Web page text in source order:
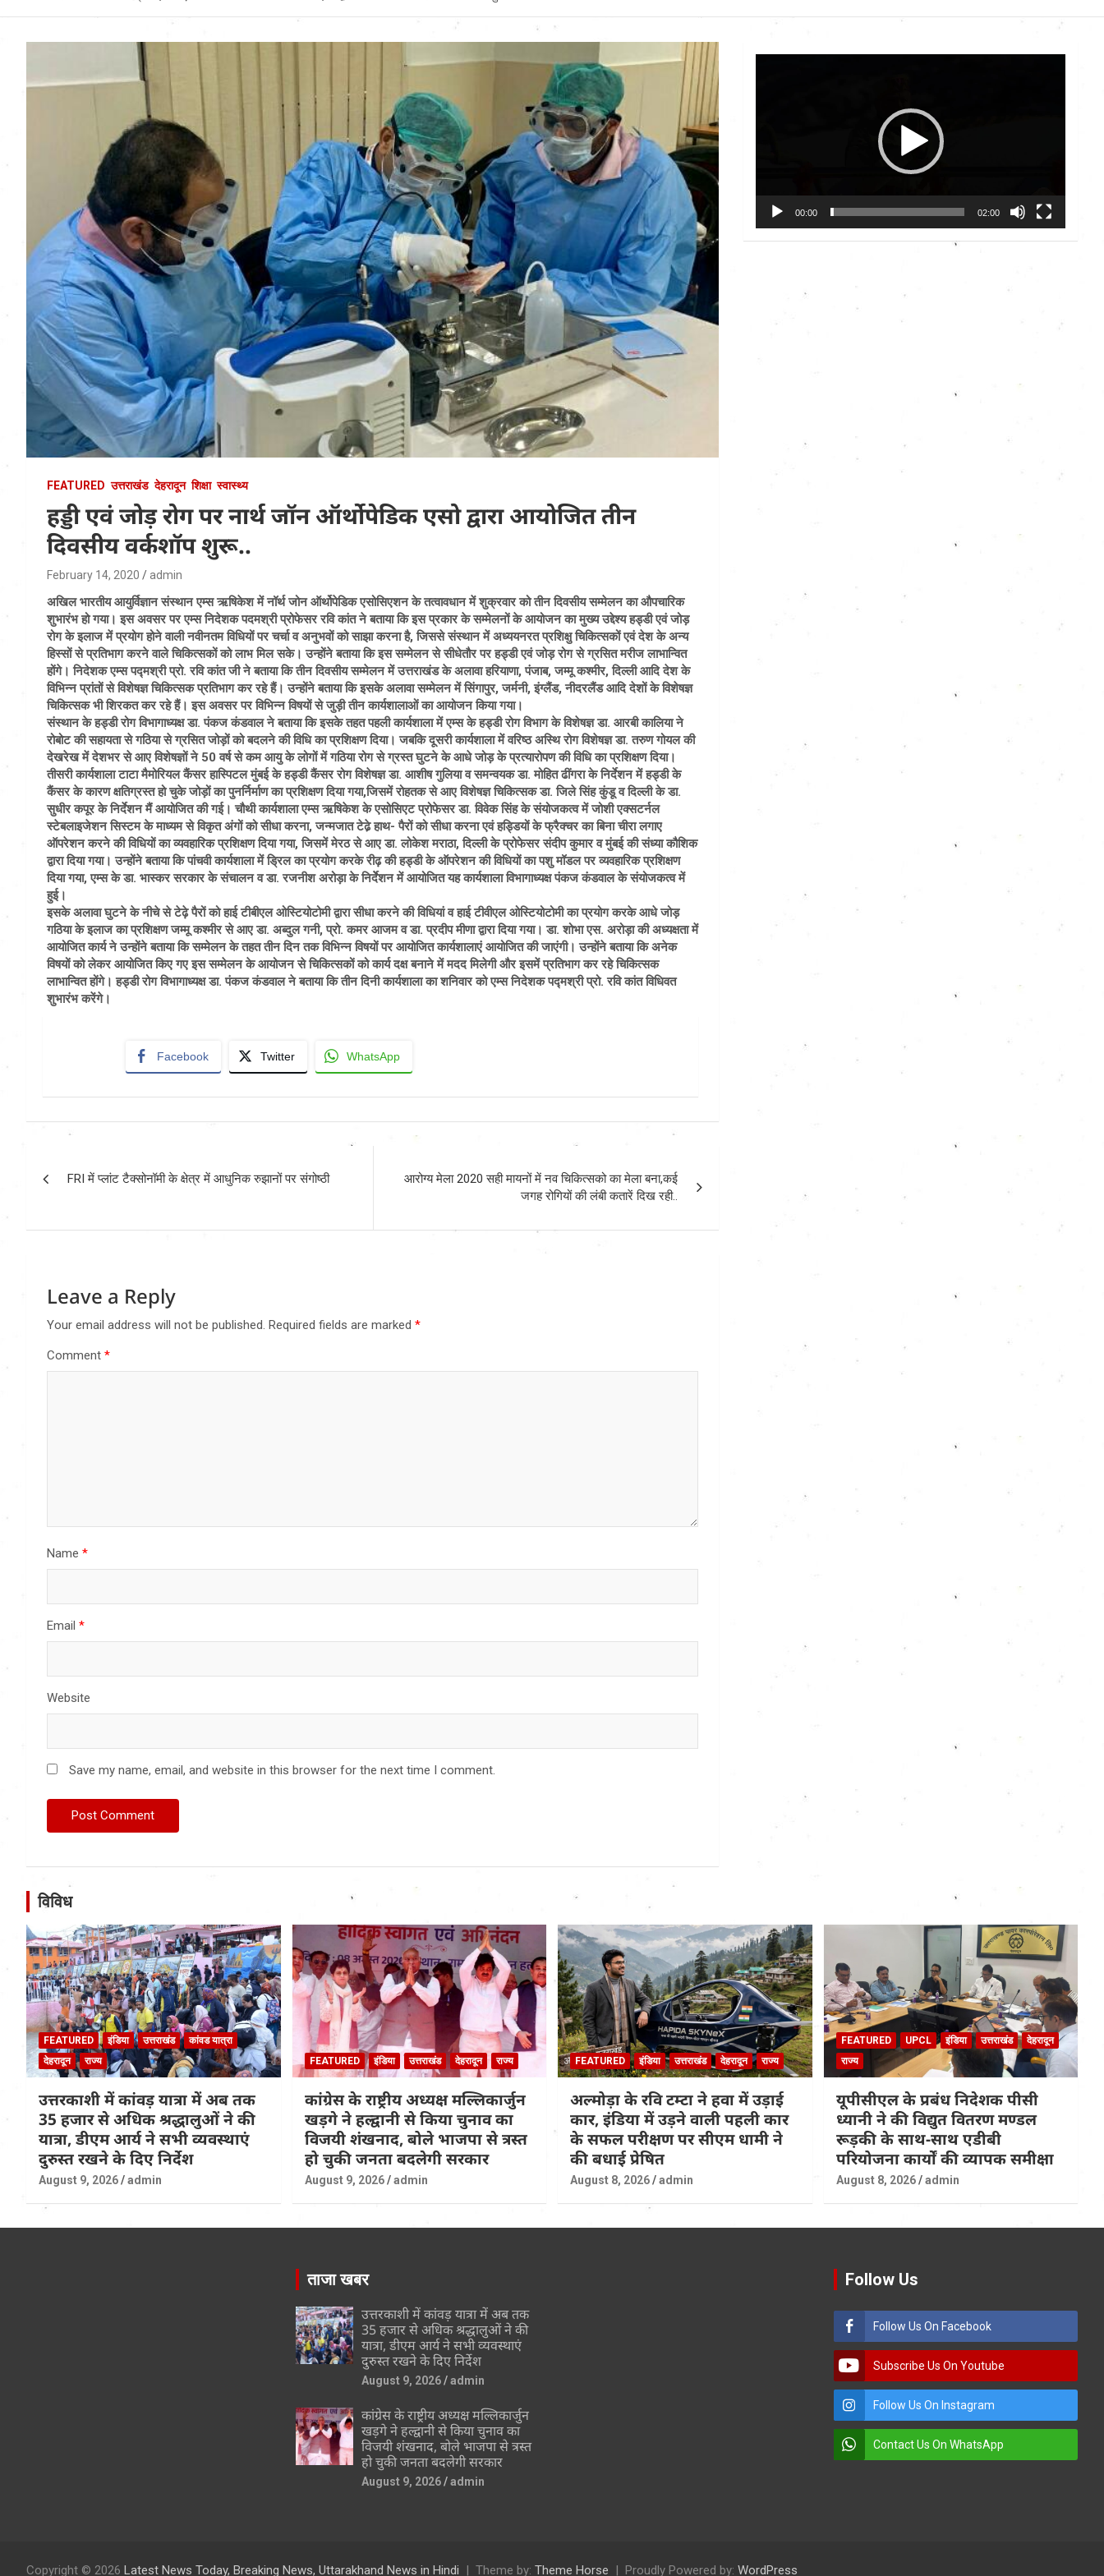
Uttarakhand News in
FEATURED उत्तराखंड देहरादून शिक्षा स्वास्थ्य
हड्डी एवं जोड़ रोग पर नार्थ जॉन ऑर्थोपेडिक एसो द्वारा आयोजित तीन
दिवसीय वर्कशॉप शुरू..
February 14, 2020 admin
अखिल भारतीय आयुर्विज्ञान संस्थान एम्स ऋषिकेश में नॉर्थ जोन ऑर्थोपेडिक एसोसिएशन के तत्वावधान में शुक्रवार को तीन दिवसीय सम्मेलन का औपचारिक
शुभारंभ हो गया। इस अवसर पर एम्स निदेशक पदमश्री प्रोफेसर रवि कांत ने बताया कि इस प्रकार के सम्मेलनों के आयोजन का मुख्य उद्देश्य हड्डी एवं जोड़
रोग के इलाज में प्रयोग होने वाली नवीनतम विधियों पर चर्चा व अनुभवों को साझा करना है, जिससे संस्थान में अध्ययनरत प्रशिक्षु चिकित्सकों एवं देश के अन्य
हिस्सों से प्रतिभाग करने वाले चिकित्सकों को लाभ मिल सके। उन्होंने बताया कि इस सम्मेलन से सीधेतौर पर हड्डी एवं जोड़ रोग से ग्रसित मरीज लाभान्वित
होंगे। निदेशक एम्स पद्मश्री प्रो. रवि कांत जी ने बताया कि तीन दिवसीय सम्मेलन में उत्तराखंड के अलावा हरियाणा, पंजाब, जम्मू कश्मीर, दिल्ली आदि देश के
विभिन्न प्रांतों से विशेषज्ञ चिकित्सक प्रतिभाग कर रहे हैं। उन्होंने बताया कि इसके अलावा सम्मेलन में सिंगापुर, जर्मनी, इंग्लैंड, नीदरलैंड आदि देशों के विशेषज्ञ
चिकित्सक भी ​शिरकत कर रहे हैं। इस अवसर पर विभिन्न विषयों से जुड़ी तीन कार्यशालाओं का आयोजन किया गया।
संस्थान के हड्डी रोग विभागाध्यक्ष डा. पंकज कंडवाल ने बताया कि इसके तहत पहली कार्यशाला में एम्स के हड्डी रोग विभाग के विशेषज्ञ डा. आरबी कालिया ने
रोबोट की सहायता से गठिया से ग्रसित जोड़ों को बदलने की विधि का प्रशिक्षण दिया। जबकि दूसरी कार्यशाला में वरिष्ठ अस्थि रोग विशेषज्ञ डा. तरुण गोयल की
देखरेख में देशभर से आए विशेषज्ञों ने 50 वर्ष से कम आयु के लोगों में गठिया रोग से ग्रस्त घुटने के आधे जोड़ के प्रत्यारोपण की विधि का प्रशिक्षण दिया।
तीसरी कार्यशाला टाटा मैमोरियल कैंसर हास्पिटल मुंबई के हड्डी कैंसर रोग विशेषज्ञ डा. आशीष गुलिया व समन्वयक डा. मोहित ढींगरा के​ निर्देशन में हड्डी के
कैंसर के कारण क्षतिग्रस्त हो चुके जोड़ों का पुनर्निर्माण का प्रशिक्षण दिया गया,जिसमें रोहतक से आए विशेषज्ञ चिकित्सक डा. जिले सिंह कुंडू व दिल्ली के डा.
सुधीर कपूर के निर्देशन मैं आयोजित की गई। चौथी कार्यशाला एम्स ऋषिकेश के एसोसिएट प्रोफेसर डा. विवेक सिंह के संयोजकत्व में जोशी एक्सटर्नल
स्टेबलाइजेशन सिस्टम के माध्यम से विकृत अंगों को सीधा करना, जन्मजात टेढे़ हाथ- पैरों को सीधा करना एवं हड्डियों के फ्रैक्चर का बिना चीरा लगाए
ऑपरेशन करने की विधियों का व्यवहारिक प्रशिक्षण दिया गया, जिसमें मेरठ से आए डा. लोकेश मराठा, दिल्ली के प्रोफेसर संदीप कुमार व मुंबई की संध्या कौशिक
द्वारा दिया गया। उन्होंने बताया कि पांचवी कार्यशाला में ड्रिल का प्रयोग करके रीढ़ की हड्डी के ऑपरेशन की विधियों का पशु मॉडल पर व्यवहारिक प्रशिक्षण
दिया गया, एम्स के डा. भास्कर सरकार के संचालन व डा. रजनीश अरोड़ा के निर्देेशन में आयोजित यह कार्यशाला विभागाध्यक्ष पंकज कंडवाल के संयोजकत्व में
हुई।
इसके अलावा घुटने के नीचे से टेढ़े पैरों को हाई टीबीएल ओस्टियोटोमी द्वारा सीधा करने की विधियां व हाई टीवीएल ओस्टियोटोमी का प्रयोग करके आधे जोड़
गठिया के इलाज का प्रशिक्षण जम्मू कश्मीर से आए डा. अब्दुल गनी, प्रो. कमर आजम व डा. प्रदीप मीणा द्वारा दिया गया। डा. शोभा एस. अरोड़ा की अध्यक्षता में
आयोजित कार्य ने उन्होंने बताया कि सम्मेलन के तहत तीन दिन तक विभिन्न विषयों पर आयोजित कार्यशालाएं आयोजित की जाएंगी। उन्होंने बताया कि अनेक
विषयों को लेकर आयोजित किए गए इस सम्मेलन के आयोजन से चिकित्सकों को कार्य दक्ष बनाने में मदद मिलेगी और इसमें प्रतिभाग कर रहे चिकित्सक
लाभान्वित होंगे। हड्डी रोग विभागाध्यक्ष डा. पंकज कंडवाल ने बताया कि तीन दिनी कार्यशाला का शनिवार को एम्स निदेशक पद्मश्री प्रो. रवि कांत विधिवत
शुभारंभ करेंगे।
Facebook Twitter WhatsApp
navigation
FRI में प्लांट टैक्सोनॉमी के क्षेत्र में आधुनिक रुझानों पर संगोष्ठी
आरोग्य मेला 2020 सही मायनों में नव चिकित्सको का मेला बना,कई
जगह रोगियों की लंबी कतारें दिख रही..
Leave a Reply
Your email address will not be published. Required fields are marked *
Comment *
Name *
Email *
Website
Save my name, email, and website in this browser for the next time I comment.
00:00 02:00
विविध
FEATURED इंडिया उत्तराखंड
कांवड यात्रा
देहरादून
राज्य
उत्तरकाशी में कांवड़ यात्रा में अब तक
35 हजार से अधिक श्रद्धालुओं ने की
यात्रा, डीएम आर्य ने सभी व्यवस्थाएं
दुरुस्त रखने के दिए निर्देश
August 9, 2026 admin
FEATURED इंडिया उत्तराखंड देहरादून राज्य
कांग्रेस के राष्ट्रीय अध्यक्ष मल्लिकार्जुन
खड़गे ने हल्द्वानी से किया चुनाव का
विजयी शंखनाद, बोले भाजपा से त्रस्त
हो चुकी जनता बदलेगी सरकार
August 9, 2026 admin
FEATURED इंडिया उत्तराखंड देहरादून राज्य
अल्मोड़ा के रवि टम्टा ने हवा में उड़ाई
कार, इंडिया में उड़ने वाली पहली कार
के सफल परीक्षण पर सीएम धामी ने
की बधाई प्रेषित
August 8, 2026 admin
FEATURED UPCL इंडिया उत्तराखंड
देहरादून
राज्य
यूपीसीएल के प्रबंध निदेशक पीसी
ध्यानी ने की विद्युत वितरण मण्डल
रूड़की के साथ-साथ एडीबी
परियोजना कार्यों की व्यापक समीक्षा
August 8, 2026 admin
ताजा खबर
उत्तरकाशी में कांवड़ यात्रा में अब तक
35 हजार से अधिक श्रद्धालुओं ने की
यात्रा, डीएम आर्य ने सभी व्यवस्थाएं
दुरुस्त रखने के दिए निर्देश
August 9, 2026 admin
कांग्रेस के राष्ट्रीय अध्यक्ष मल्लिकार्जुन
खड़गे ने हल्द्वानी से किया चुनाव का
विजयी शंखनाद, बोले भाजपा से त्रस्त
हो चुकी जनता बदलेगी सरकार
August 9, 2026 admin
Follow Us
Follow Us On Facebook
Subscribe Us On Youtube
Follow Us On Instagram
Contact Us On WhatsApp
Copyright © 2026 Latest News Today, Breaking News, Uttarakhand News in Hindi Theme by: Theme Horse Proudly Powered by: WordPress